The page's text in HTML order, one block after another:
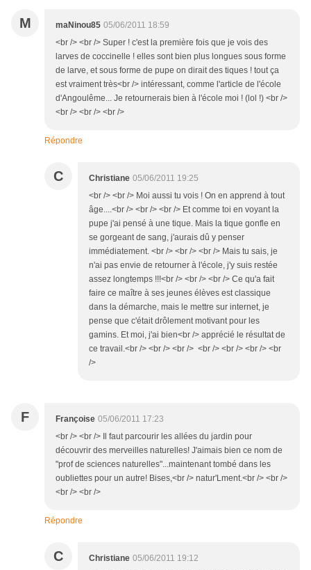
M maNinou85 05/06/2011 18:59
<br /> <br /> Super ! c'est la première fois que je vois des
larves de coccinelle ! elles sont bien plus longues sous forme
de larve, et sous forme de pupe on dirait des tiques ! tout ça
est vraiment très<br /> intéressant, comme l'article de l'école
d'Angoulême... Je retournerais bien à l'école moi ! (lol !) <br />
<br /> <br /> <br />
Répondre
C Christiane 05/06/2011 19:25
<br /> <br /> Moi aussi tu vois ! On en apprend à tout
âge....<br /> <br /> <br /> Et comme toi en voyant la
pupe j'ai pensé à une tique. Mais la tique gonfle en
se gorgeant de sang, j'aurais dû y penser
immédiatement. <br /> <br /> <br /> Mais tu sais, je
n'ai pas envie de retourner à l'école, j'y suis restée
assez longtemps !!!<br /> <br /> <br /> Ce qu'a fait
faire ce maître à ses jeunes élèves est classique
dans la démarche, mais le mettre sur internet, je
pense que c'était drôlement motivant pour les
gamins. Et moi, j'ai bien<br /> apprécié le résultat de
ce travail.<br /> <br /> <br /> <br /> <br /> <br /> <br
/>
F Françoise 05/06/2011 17:23
<br /> <br /> Il faut parcourir les allées du jardin pour
découvrir des merveilles naturelles! J'aimais bien ce nom de
"prof de sciences naturelles"...maintenant tombé dans les
oubliettes pour un autre! Bises,<br /> natur'Lment.<br /> <br />
<br /> <br />
Répondre
C Christiane 05/06/2011 19:12